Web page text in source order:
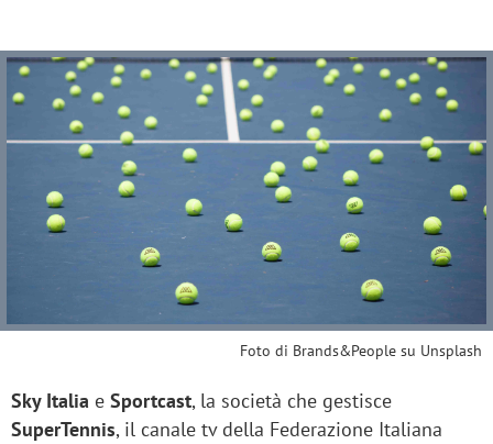
Foto di Brands&People su Unsplash
Sky Italia e Sportcast, la società che gestisce
SuperTennis, il canale tv della Federazione Italiana